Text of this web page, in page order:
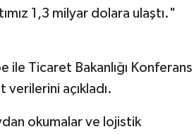
1,3 milyar dolara ulaştı."
ile Ticaret Bakanlığı Konferans
verilerini açıkladı.
okumalar ve lojistik